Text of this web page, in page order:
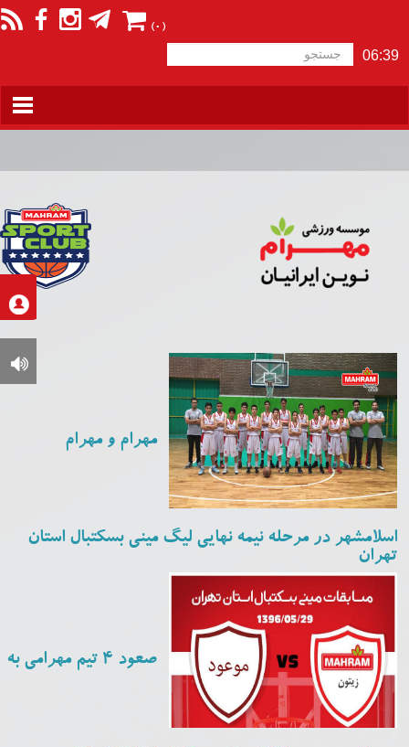
(0 )
06:39
مهرام و مهرام
اسلامشهر در مرحله نیمه نهایی لیگ مینی بسکتبال استان
تهران
صعود 4 تیم مهرامی به